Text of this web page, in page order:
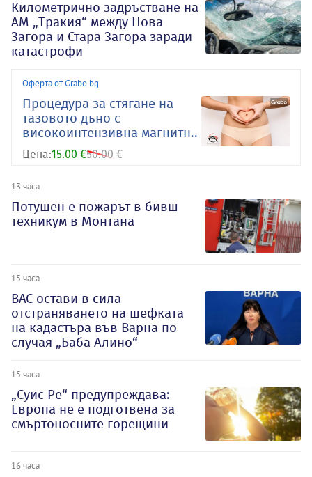
Километрично задръстване на
АМ „Тракия“ между Нова
Загора и Стара Загора заради
катастрофи
Оферта от Grabo.bg
Процедура за стягане на
тазовото дъно с
високоинтензивна магнитн..
Цена:15.00 €50.00 €
13 часа
Потушен е пожарът в бивш
техникум в Монтана
15 часа
ВАС остави в сила
отстраняването на шефката
на кадастъра във Варна по
случая „Баба Алино“
15 часа
„Суис Ре“ предупреждава:
Европа не е подготвена за
смъртоносните горещини
16 часа